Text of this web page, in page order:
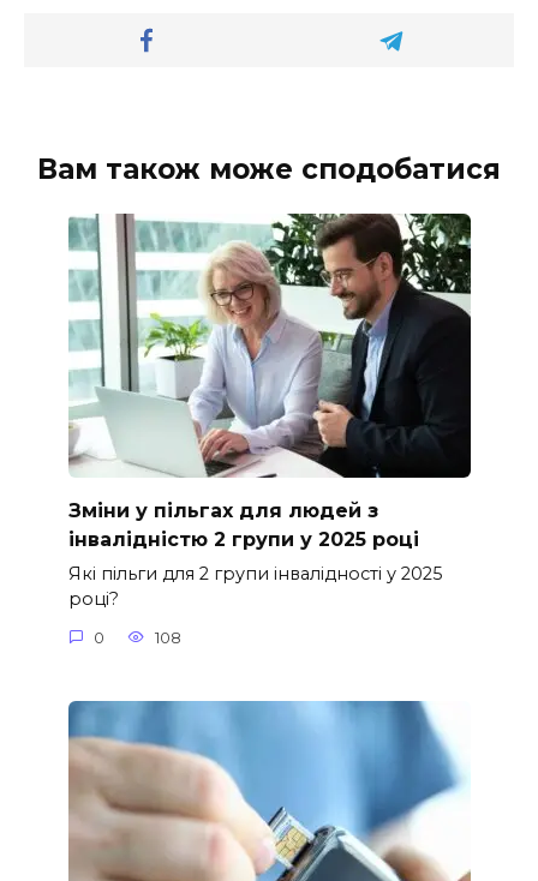
Вам також може сподобатися
Зміни у пільгах для людей з
інвалідністю 2 групи у 2025 році
Які пільги для 2 групи інвалідності у 2025
році?
0 108